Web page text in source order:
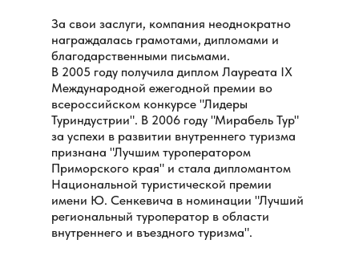
За свои заслуги, компания неоднократно
награждалась грамотами, дипломами и
благодарственными письмами.
В 2005 году получила диплом Лауреата IX
Международной ежегодной премии во
всероссийском конкурсе "Лидеры
Туриндустрии". В 2006 году "Мирабель Тур"
за успехи в развитии внутреннего туризма
признана "Лучшим туроператором
Приморского края" и стала дипломантом
Национальной туристической премии
имени Ю. Сенкевича в номинации "Лучший
региональный туроператор в области
внутреннего и въездного туризма".